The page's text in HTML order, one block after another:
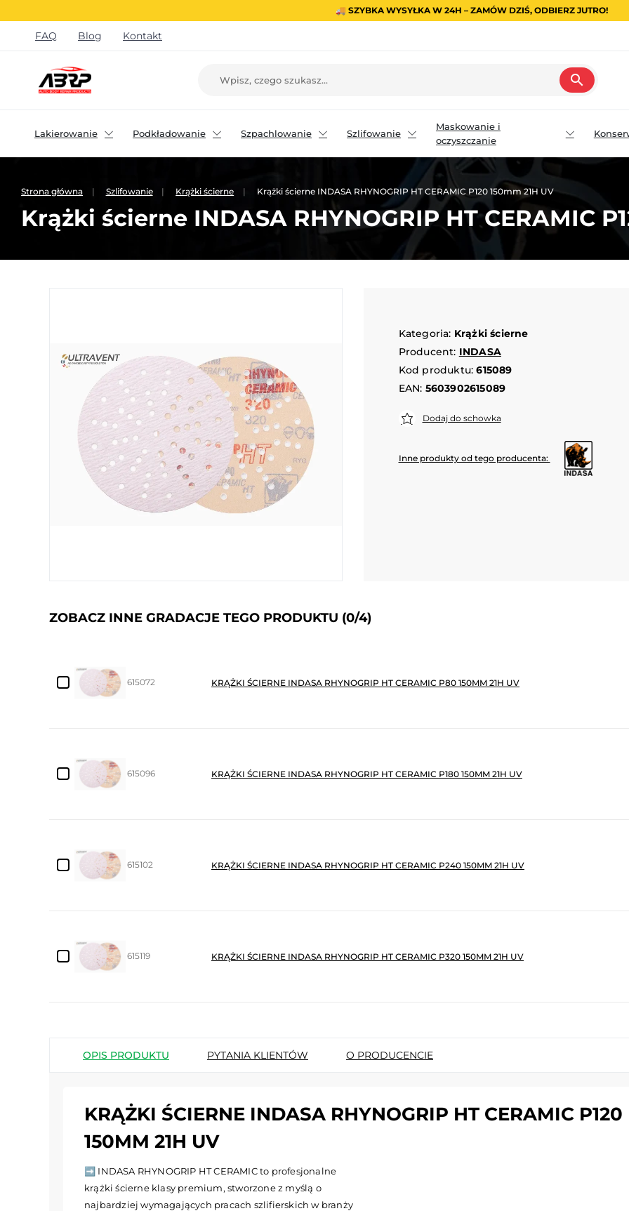
🚚 SZYBKA WYSYŁKA W 24H – ZAMÓW DZIŚ, ODBIERZ JUTRO!
FAQ Blog Kontakt
search
Lakierowanie Podkładowanie Szpachlowanie Szlifowanie
Maskowanie i
oczyszczanie
Strona główna Szlifowanie Krążki ścierne Krążki ścierne INDASA RHYNOGRIP HT CERAMIC P120 150mm 21H UV
Krążki ścierne INDASA RHYNOGRIP HT CERAMIC
Kategoria: Krążki ścierne
Producent: INDASA
Kod produktu: 615089
EAN: 5603902615089
Dodaj do schowka
Inne produkty od tego producenta:
ZOBACZ INNE GRADACJE TEGO PRODUKTU (0/4)
615072 KRĄŻKI ŚCIERNE INDASA RHYNOGRIP HT CERAMIC P80 150MM 21H UV
615096 KRĄŻKI ŚCIERNE INDASA RHYNOGRIP HT CERAMIC P180 150MM 21H UV
615102 KRĄŻKI ŚCIERNE INDASA RHYNOGRIP HT CERAMIC P240 150MM 21H UV
615119 KRĄŻKI ŚCIERNE INDASA RHYNOGRIP HT CERAMIC P320 150MM 21H UV
OPIS PRODUKTU PYTANIA KLIENTÓW O PRODUCENCIE
KRĄŻKI ŚCIERNE INDASA RHYNOGRIP HT CERAMIC P120
150MM 21H UV
➡️ INDASA RHYNOGRIP HT CERAMIC to profesjonalne
krążki ścierne klasy premium, stworzone z myślą o
najbardziej wymagających pracach szlifierskich w branży